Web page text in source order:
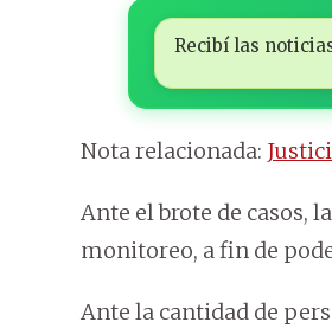
Recibí las
Nota relacionada:
Ante el brote de casos,
monitoreo, a fin de
Ante la cantidad de